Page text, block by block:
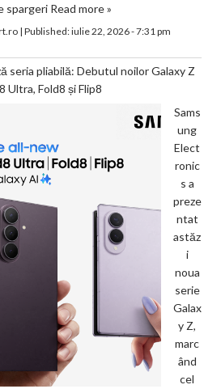
spargeri Read more »
| Published:iulie 22, 2026 - 7:31 pm
seria pliabilă: Debutul noilor Galaxy Z
Ultra, Fold8 și Flip8
Sams
ung
Elect
ronic
s a
preze
ntat
astăz
i
noua
serie
Galax
y Z,
marc
ând
cel